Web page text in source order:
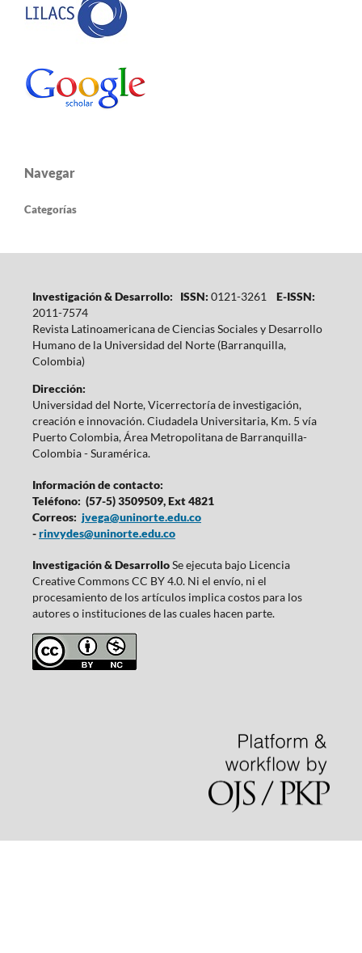
Navegar
Categorías
Investigación & Desarrollo: ISSN: 0121-3261
E-ISSN:
2011-7574
Revista Latinoamericana de Ciencias Sociales y Desarrollo
Humano de la Universidad del Norte (Barranquilla,
Colombia)
Dirección:
Universidad del Norte, Vicerrectoría de investigación,
creación e innovación. Ciudadela Universitaria, Km. 5 vía
Puerto Colombia, Área Metropolitana de Barranquilla-
Colombia - Suramérica.
Información de contacto:
Teléfono: (57-5) 3509509, Ext 4821
Correos: jvega@uninorte.edu.co
-rinvydes@uninorte.edu.co
Investigación & DesarrolloSe ejecuta bajo Licencia
Creative Commons CC BY 4.0. Ni el envío, ni el
procesamiento de los artículos implica costos para los
autores o instituciones de las cuales hacen parte.